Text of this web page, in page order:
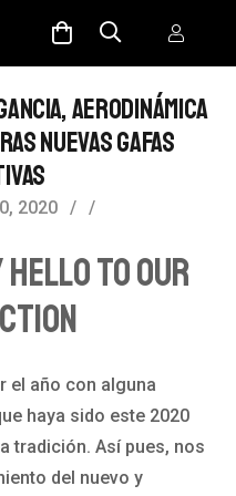
AERODINÁMICA
NUEVAS GAFAS
2020 / /
Hello To Our
el año con alguna
haya sido este 2020
tradición. Así pues, nos
del nuevo y